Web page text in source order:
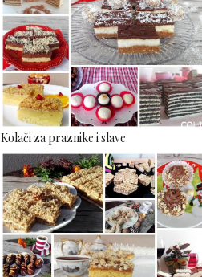
Kolači za praznike i slave